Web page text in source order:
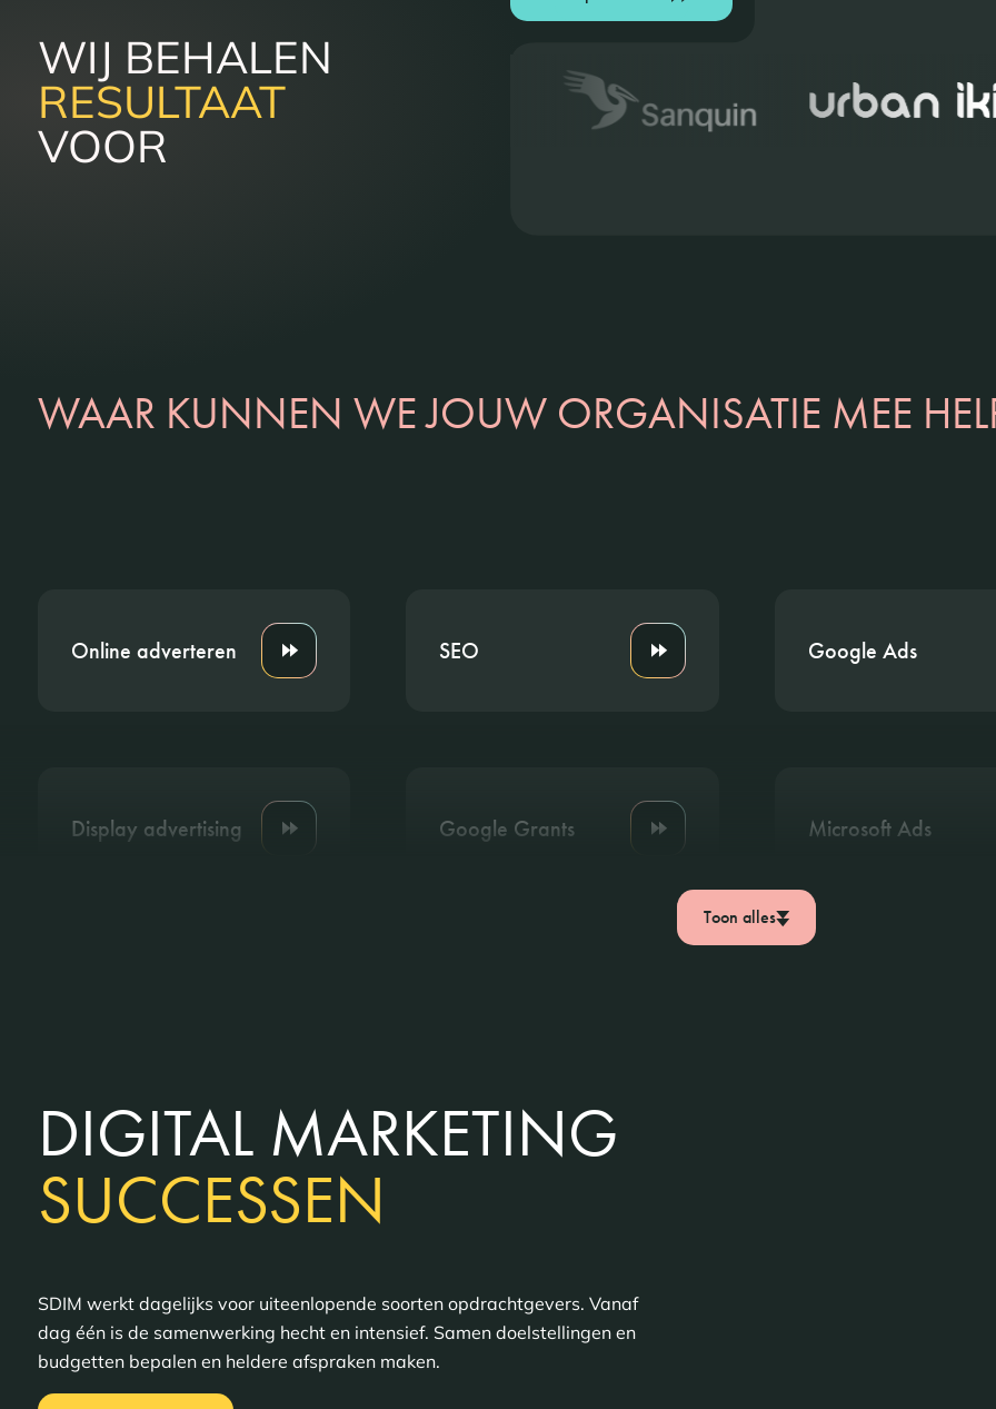
WIJ BEHALEN
RESULTAAT
VOOR
WAAR KUNNEN WE JOUW ORGANISATIE MEE
Online adverteren SEO Google Ads
Display advertising Google Grants Microsoft Ads
Toon alles
DIGITAL MARKETING
SUCCESSEN
SDIM werkt dagelijks voor uiteenlopende soorten opdrachtgevers. Vanaf
dag één is de samenwerking hecht en intensief. Samen doelstellingen en
budgetten bepalen en heldere afspraken maken.